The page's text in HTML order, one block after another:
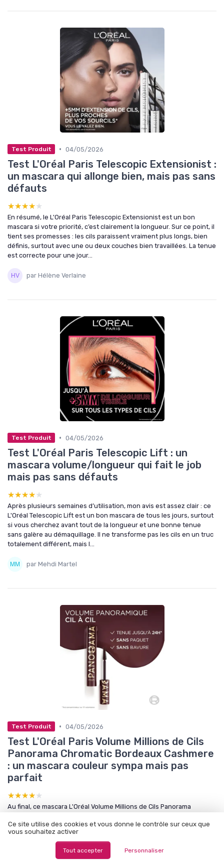
Test Produit • 04/05/2026
Test L'Oréal Paris Telescopic Extensionist :
un mascara qui allonge bien, mais pas sans
défauts
★★★★★
★★★★★
En résumé, le L'Oréal Paris Telescopic Extensionist est un bon
mascara si votre priorité, c’est clairement la longueur. Sur ce point, il
tient ses promesses : les cils paraissent vraiment plus longs, bien
définis, surtout avec une ou deux couches bien travaillées. La tenue
est correcte pour une jour...
par Hélène Verlaine
Test Produit • 04/05/2026
Test L'Oréal Paris Telescopic Lift : un
mascara volume/longueur qui fait le job
mais pas sans défauts
★★★★★
★★★★★
Après plusieurs semaines d’utilisation, mon avis est assez clair : ce
L'Oréal Telescopic Lift est un bon mascara de tous les jours, surtout
si vous cherchez avant tout de la longueur et une bonne tenue
sans galère au démaquillage. Il ne transforme pas les cils en un truc
totalement différent, mais l...
par Mehdi Martel
Test Produit • 04/05/2026
Test L'Oréal Paris Volume Millions de Cils
Panorama Chromatic Bordeaux Cashmere
: un mascara couleur sympa mais pas
parfait
★★★★★
★★★★★
Au final, ce mascara L'Oréal Volume Millions de Cils Panorama
globalement bien le job, sans être parfait. Le vrai point fort, c'est le
volume : les cils sont plus fournis, bien déployés, et la brosse
permet de travailler aussi les peti...
Ce site utilise des cookies et vous donne le contrôle sur ceux que
vous souhaitez activer
Tout accepter Personnaliser